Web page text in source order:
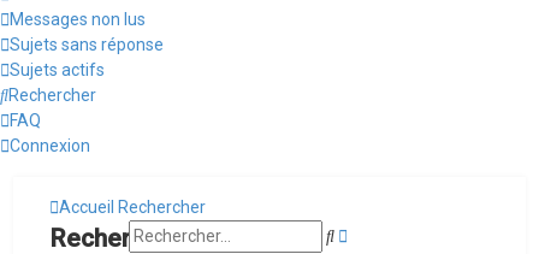
Messages non lus
Sujets sans réponse
Sujets actifs
Rechercher
FAQ
Connexion
Accueil Rechercher
Rechercher Rechercher
Recherche